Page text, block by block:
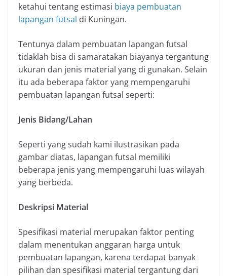
ketahui tentang estimasi biaya pembuatan
lapangan futsal di Kuningan.
Tentunya dalam pembuatan lapangan futsal
tidaklah bisa di samaratakan biayanya tergantung
ukuran dan jenis material yang di gunakan. Selain
itu ada beberapa faktor yang mempengaruhi
pembuatan lapangan futsal seperti:
Jenis Bidang/Lahan
Seperti yang sudah kami ilustrasikan pada
gambar diatas, lapangan futsal memiliki
beberapa jenis yang mempengaruhi luas wilayah
yang berbeda.
Deskripsi Material
Spesifikasi material merupakan faktor penting
dalam menentukan anggaran harga untuk
pembuatan lapangan, karena terdapat banyak
pilihan dan spesifikasi material tergantung dari